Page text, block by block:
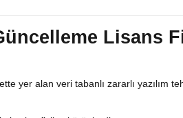
Lisans
yer alan veri tabanlı zararlı yazılım